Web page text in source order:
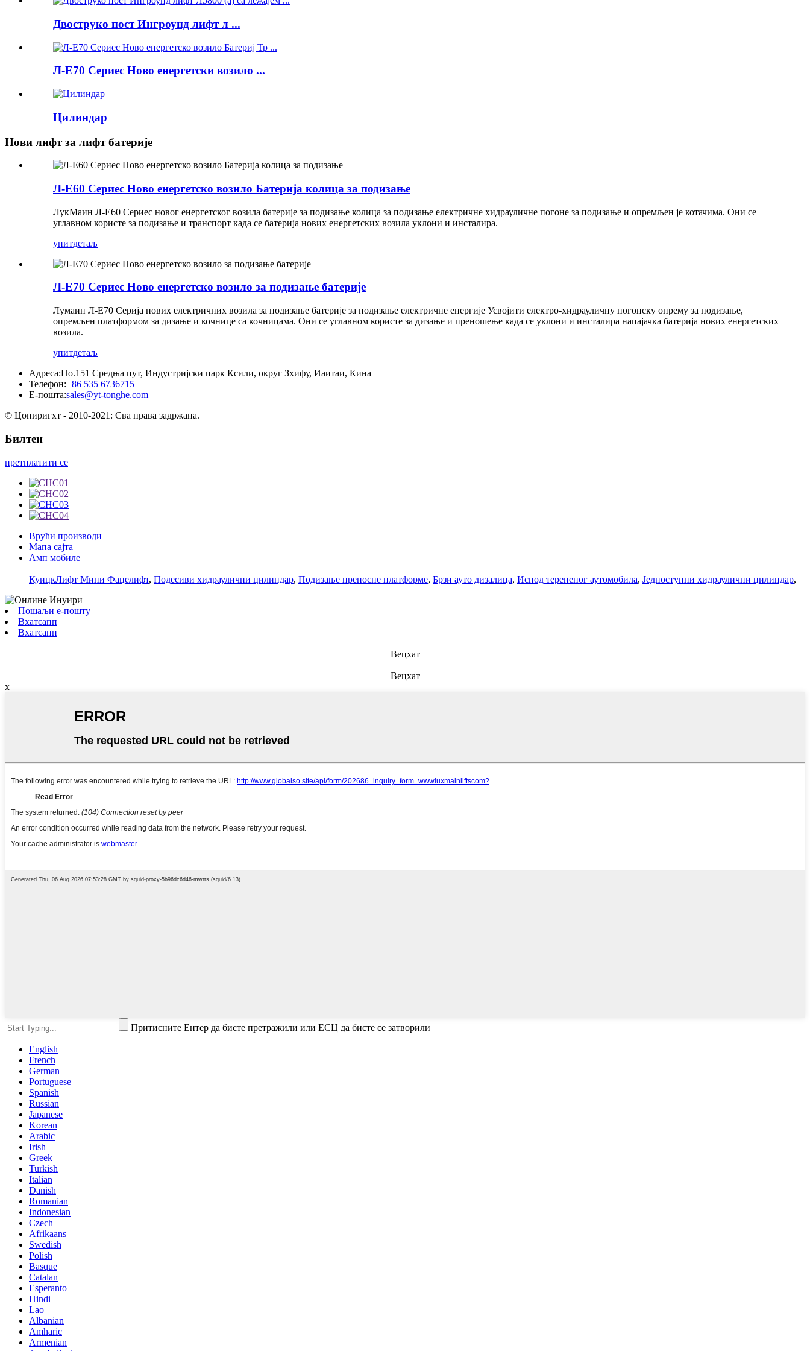
Двоструко пост Ингроунд лифт л ...
Л-Е70 Сериес Ново енергетски возило ...
Цилиндар
Нови лифт за лифт батерије
Л-Е60 Сериес Ново енергетско возило Батерија колица за подизање
ЛукМаин Л-Е60 Сериес новог енергетског возила батерије за подизање колица за подизање електричне хидрауличне погоне за подизање и опремљен је котачима. Они се
углавном користе за подизање и транспорт када се батерија нових енергетских возила уклони и инсталира.
упитдетаљ
Л-Е70 Сериес Ново енергетско возило за подизање батерије
Лумаин Л-Е70 Серија нових електричних возила за подизање батерије за подизање електричне енергије Усвојити електро-хидрауличну погонску опрему за подизање,
опремљен платформом за дизање и кочнице са кочницама. Они се углавном користе за дизање и преношење када се уклони и инсталира напајачка батерија нових енергетских
возила.
упитдетаљ
Адреса:Но.151 Средња пут, Индустријски парк Ксили, округ Зхифу, Иаитаи, Кина
Телефон:+86 535 6736715
Е-пошта:sales@yt-tonghe.com
© Цопиригхт - 2010-2021: Сва права задржана.
Билтен
претплатити се
Врући производи
Мапа сајта
Амп мобиле
КуицкЛифт Мини Фацелифт, Подесиви хидраулични цилиндар, Подизање преносне платформе, Брзи ауто дизалица, Испод терененог аутомобила, Једноступни хидраулични цилиндар,
Пошаљи е-пошту
Вхатсапп
Вхатсапп
Вецхат
Вецхат
x
Притисните Ентер да бисте претражили или ЕСЦ да бисте се затворили
English
French
German
Portuguese
Spanish
Russian
Japanese
Korean
Arabic
Irish
Greek
Turkish
Italian
Danish
Romanian
Indonesian
Czech
Afrikaans
Swedish
Polish
Basque
Catalan
Esperanto
Hindi
Lao
Albanian
Amharic
Armenian